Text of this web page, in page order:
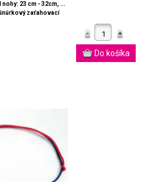
nohy: 23 cm - 32cm, ...
zaťahovací